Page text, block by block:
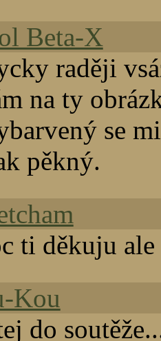
Beta-X
raději
na ty
se
pěkný.
ti děkuju
Kou
do